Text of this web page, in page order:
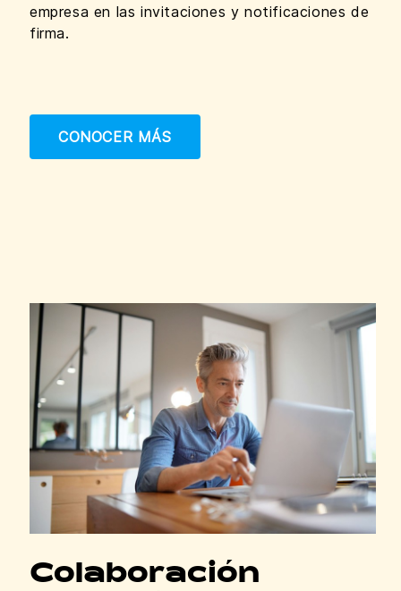
empresa en las invitaciones y notificaciones de
firma.
CONOCER MÁS
Colaboración